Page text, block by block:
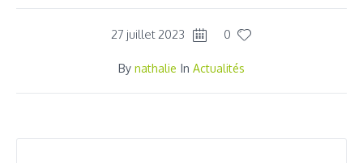
27 juillet 2023 0
By nathalie In Actualités